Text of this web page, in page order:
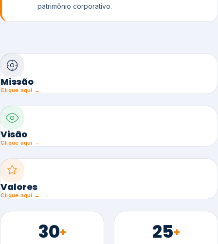
patrimônio corporativo.
Missão
Clique aqui →
Visão
Clique aqui →
Valores
Clique aqui →
30+ 25+